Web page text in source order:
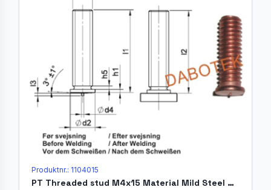
Produktnr.: 1104015
PT Threaded stud M4x15 Material Mild Steel 4.8 acc. EN ISO 13918